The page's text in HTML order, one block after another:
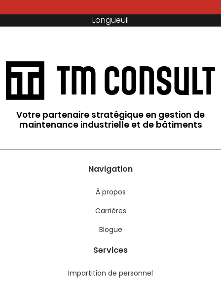
Sainte-Hyacinthe
Votre partenaire stratégique en gestion de
maintenance industrielle et de bâtiments
Navigation
À propos
Carrières
Blogue
Services
Impartition de personnel